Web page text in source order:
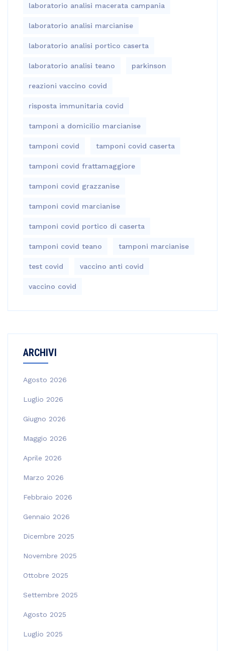
laboratorio analisi macerata campania
laboratorio analisi marcianise
laboratorio analisi portico caserta
laboratorio analisi teano parkinson
reazioni vaccino covid
risposta immunitaria covid
tamponi a domicilio marcianise
tamponi covid tamponi covid caserta
tamponi covid frattamaggiore
tamponi covid grazzanise
tamponi covid marcianise
tamponi covid portico di caserta
tamponi covid teano tamponi marcianise
test covid vaccino anti covid
vaccino covid
ARCHIVI
Agosto 2026
Luglio 2026
Giugno 2026
Maggio 2026
Aprile 2026
Marzo 2026
Febbraio 2026
Gennaio 2026
Dicembre 2025
Novembre 2025
Ottobre 2025
Settembre 2025
Agosto 2025
Luglio 2025